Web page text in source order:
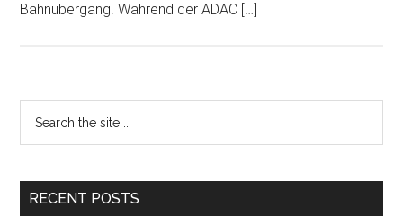
Bahnübergang. Während der ADAC […]
Primary
Sidebar
...
RECENT POSTS